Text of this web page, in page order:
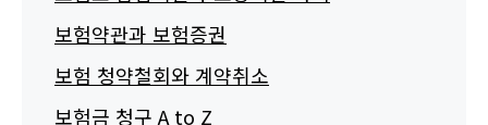
보험약관과 보험증권
보험 청약철회와 계약취소
보험금 청구 A to Z